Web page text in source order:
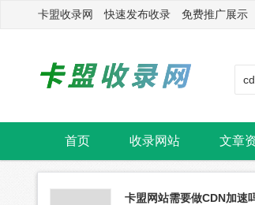
卡盟收录网 快速发布收录 免费推广展示
首页 收录网站 文章
卡盟网站需要做CDN加速